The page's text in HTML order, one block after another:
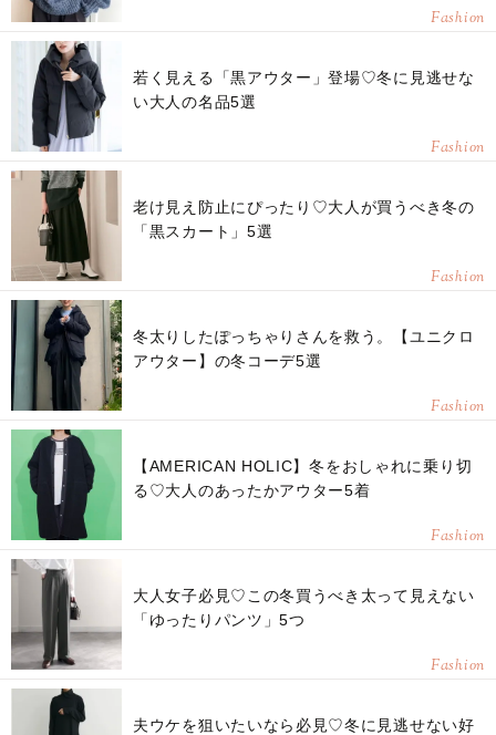
Fashion
若く見える「黒アウター」登場♡冬に見逃せな
い大人の名品5選
Fashion
老け見え防止にぴったり♡大人が買うべき冬の
「黒スカート」5選
Fashion
冬太りしたぽっちゃりさんを救う。【ユニクロ
アウター】の冬コーデ5選
Fashion
【AMERICAN HOLIC】冬をおしゃれに乗り切
る♡大人のあったかアウター5着
Fashion
大人女子必見♡この冬買うべき太って見えない
「ゆったりパンツ」5つ
Fashion
夫ウケを狙いたいなら必見♡冬に見逃せない好